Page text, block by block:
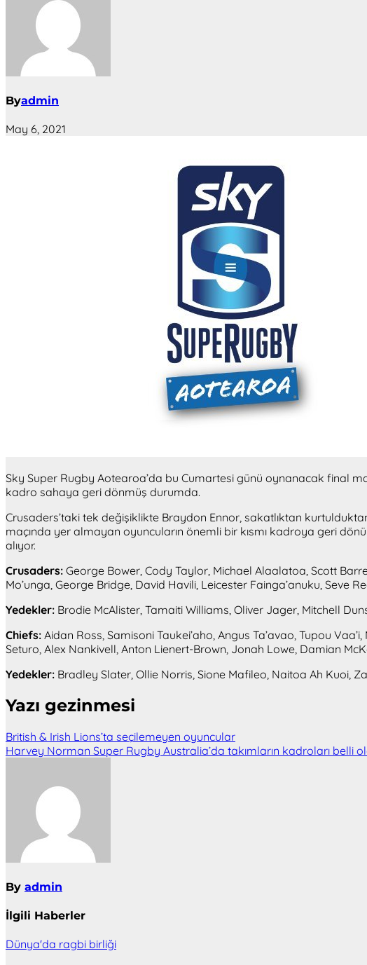
Byadmin
May 6, 2021
Sky Super Rugby Aotearoa’da bu Cumartesi günü oynanacak final
kadro sahaya geri dönmüş durumda.
Crusaders’taki tek değişiklikte Braydon Ennor, sakatlıktan
maçında yer almayan oyuncuların önemli bir kısmı kadroya geri
alıyor.
Crusaders: George Bower, Cody Taylor, Michael Alaalatoa, Scott
Mo’unga, George Bridge, David Havili, Leicester Fainga’anuku, Seve
Yedekler: Brodie McAlister, Tamaiti Williams, Oliver Jager, Mitchell
Chiefs: Aidan Ross, Samisoni Taukei’aho, Angus Ta’avao, Tupou
Seturo, Alex Nankivell, Anton Lienert-Brown, Jonah Lowe, Damian
Yedekler: Bradley Slater, Ollie Norris, Sione Mafileo, Naitoa Ah Kuoi,
Yazı gezinmesi
British & Irish Lions’ta seçilemeyen oyuncular
Harvey Norman Super Rugby Australia’da takımların kadroları belli
By admin
İlgili Haberler
Dünya'da ragbi birliği